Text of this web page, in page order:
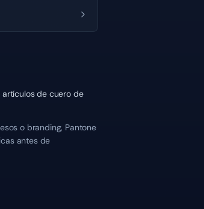
de cuero de
o branding, Pantone
antes de